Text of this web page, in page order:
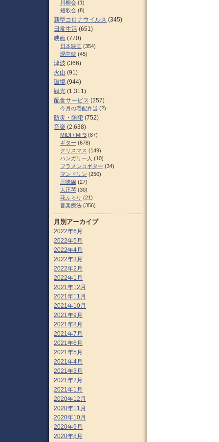
川柳会 (1)
短歌会 (8)
新型コロナウイルス (345)
日常生活 (651)
映画 (770)
日本映画 (354)
現中映 (45)
津波 (366)
火山 (91)
環境 (944)
観光 (1,311)
配食サービス (257)
今月の宅配弁当 (2)
防災・防犯 (752)
音楽 (2,638)
MIDI / MP3 (87)
ギター (678)
クリスマス (149)
ハンガリー人 (10)
フラメンコギター (34)
マンドリン (250)
三味線 (27)
大正琴 (30)
花ふらり (21)
音楽療法 (356)
月別アーカイブ
2022年6月
2022年5月
2022年4月
2022年3月
2022年2月
2022年1月
2021年12月
2021年11月
2021年10月
2021年9月
2021年8月
2021年7月
2021年6月
2021年5月
2021年4月
2021年3月
2021年2月
2021年1月
2020年12月
2020年11月
2020年10月
2020年9月
2020年8月